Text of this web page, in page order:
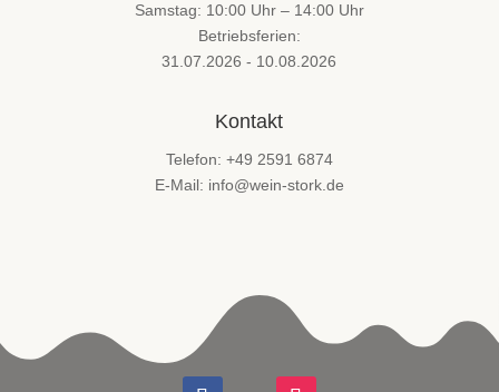
Samstag: 10:00 Uhr – 14:00 Uhr
Betriebsferien:
31.07.2026 - 10.08.2026
Kontakt
Telefon: +49 2591 6874
E-Mail: info@wein-stork.de